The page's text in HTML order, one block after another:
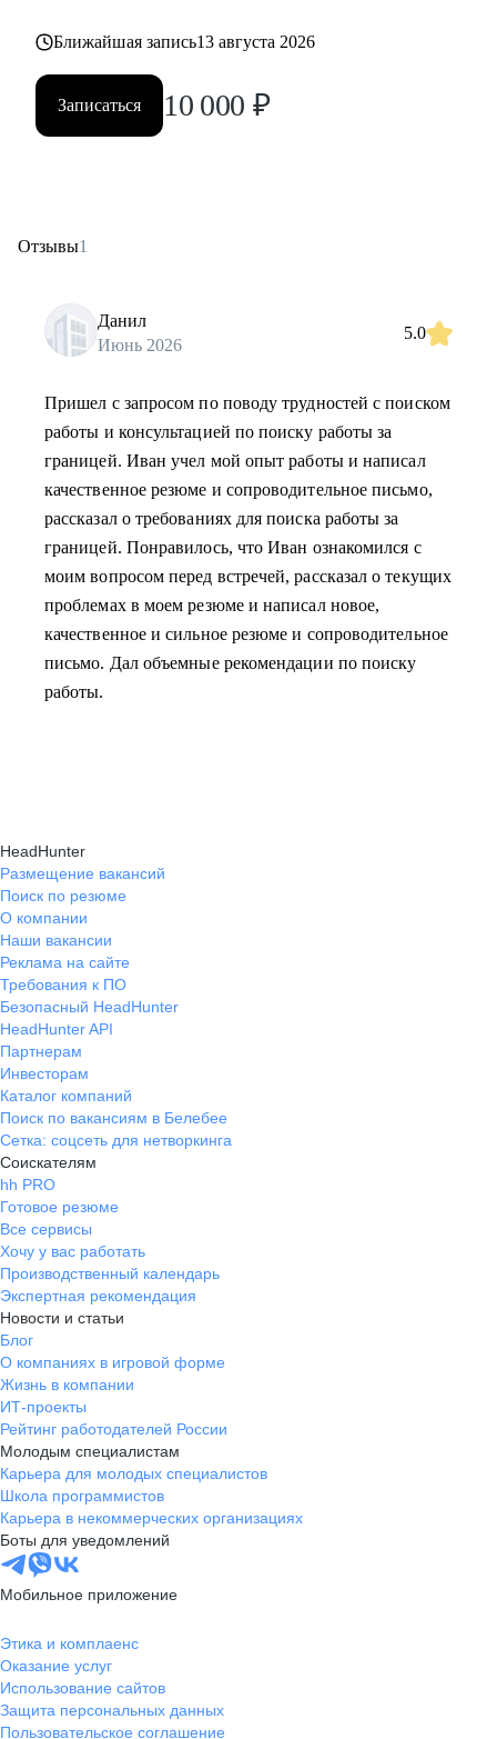
Ближайшая запись13 августа 2026
Записаться 10 000 ₽
Отзывы1
Данил
Июнь 2026
5.0
Пришел с запросом по поводу трудностей с поиском
работы и консультацией по поиску работы за
границей. Иван учел мой опыт работы и написал
качественное резюме и сопроводительное письмо,
рассказал о требованиях для поиска работы за
границей. Понравилось, что Иван ознакомился с
моим вопросом перед встречей, рассказал о текущих
проблемах в моем резюме и написал новое,
качественное и сильное резюме и сопроводительное
письмо. Дал объемные рекомендации по поиску
работы.
HeadHunter
Размещение вакансий
Поиск по резюме
О компании
Наши вакансии
Реклама на сайте
Требования к ПО
Безопасный HeadHunter
HeadHunter API
Партнерам
Инвесторам
Каталог компаний
Поиск по вакансиям в Белебее
Сетка: соцсеть для нетворкинга
Соискателям
hh PRO
Готовое резюме
Все сервисы
Хочу у вас работать
Производственный календарь
Экспертная рекомендация
Новости и статьи
Блог
О компаниях в игровой форме
Жизнь в компании
ИТ-проекты
Рейтинг работодателей России
Молодым специалистам
Карьера для молодых специалистов
Школа программистов
Карьера в некоммерческих организациях
Боты для уведомлений
Мобильное приложение
Этика и комплаенс
Оказание услуг
Использование сайтов
Защита персональных данных
Пользовательское соглашение